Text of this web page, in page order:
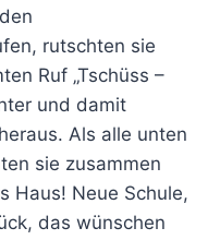
rutschten sie
Ruf „Tschüss –
und damit
Als alle unten
sie zusammen
Haus! Neue Schule,
das wünschen